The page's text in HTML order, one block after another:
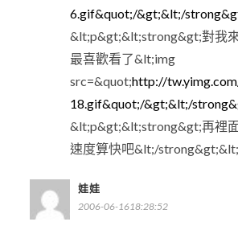
6.gif&quot;/&gt;&lt;/
&lt;p&gt;&lt;strong&gt;對我
最喜歡看了&lt;img
src=&quot;http://
18.gif&quot;/&gt;&lt;/
&lt;p&gt;&lt;strong&gt;再裡
速度算快吧&lt;/
娃娃
2006-06-1618:28:52